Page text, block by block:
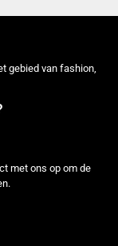
gebied van fashion,
met ons op om de